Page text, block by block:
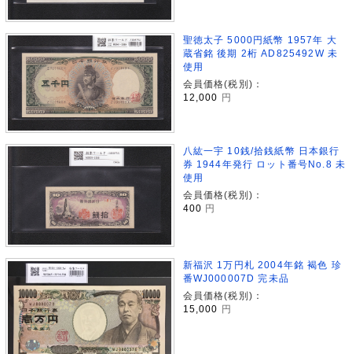
聖徳太子 5000円紙幣 1957年 大
蔵省銘 後期 2桁 AD825492W 未
使用
会員価格(税別)：
12,000 円
八紘一宇 10銭/拾銭紙幣 日本銀行
券 1944年発行 ロット番号No.8 未
使用
会員価格(税別)：
400 円
新福沢 1万円札 2004年銘 褐色 珍
番WJ000007D 完未品
会員価格(税別)：
15,000
円